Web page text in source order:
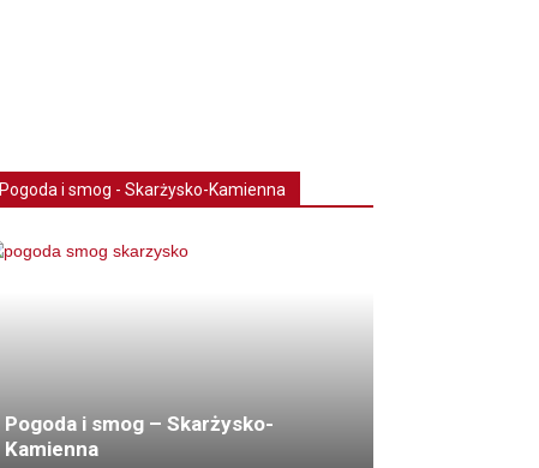
Pogoda i smog - Skarżysko-Kamienna
Pogoda i smog – Skarżysko-
Kamienna